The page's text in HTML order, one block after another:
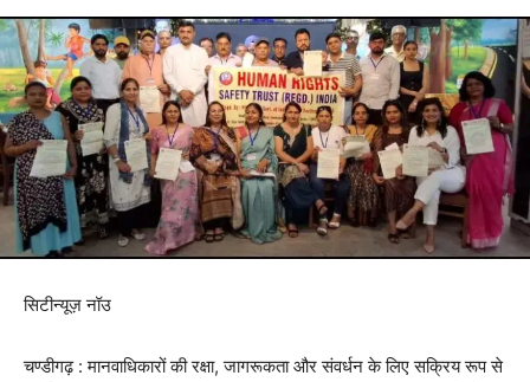
सिटीन्यूज़ नॉउ
चण्डीगढ़ : मानवाधिकारों की रक्षा, जागरूकता और संवर्धन के लिए सक्रिय रूप से